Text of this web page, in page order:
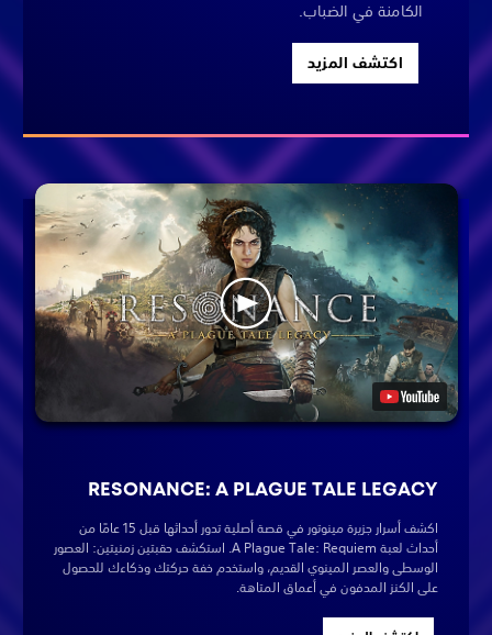
الكامنة في الضباب.
اكتشف المزيد
RESONANCE: A PLAGUE TALE LEGACY
اكشف أسرار جزيرة مينوتور في قصة أصلية تدور أحداثها قبل 15 عامًا من
أحداث لعبة A Plague Tale: Requiem. استكشف حقبتين زمنيتين: العصور
الوسطى والعصر المينوي القديم، واستخدم خفة حركتك وذكاءك للحصول
على الكنز المدفون في أعماق المتاهة.